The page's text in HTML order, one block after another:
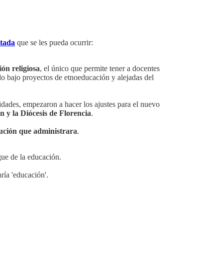
que se les pueda ocurrir:
religiosa, el único que permite tener a docentes
bajo proyectos de etnoeducación y alejadas del
empezaron a hacer los ajustes para el nuevo
y la Diócesis de Florencia.
que administrara.
de la educación.
'educación'.